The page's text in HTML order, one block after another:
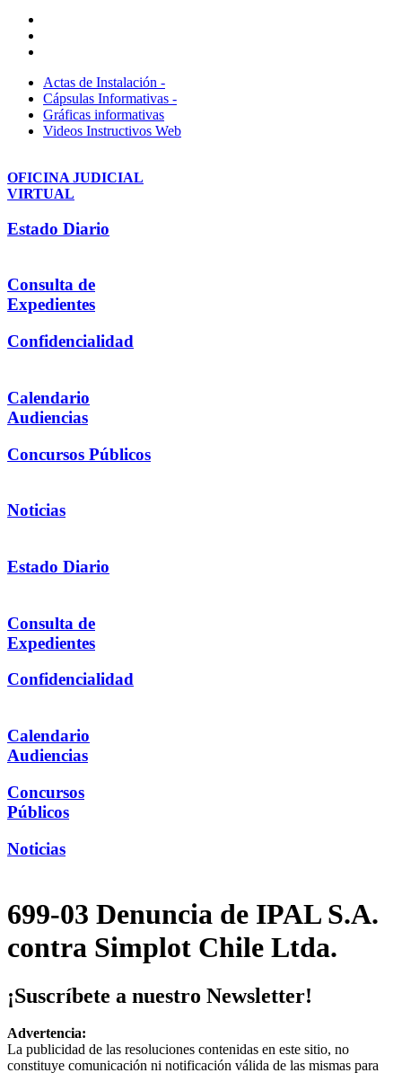
Actas de Instalación -
Cápsulas Informativas -
Gráficas informativas
Videos Instructivos Web
OFICINA JUDICIAL
VIRTUAL
Estado Diario
Consulta de
Expedientes
Confidencialidad
Calendario
Audiencias
Concursos Públicos
Noticias
Estado Diario
Consulta de
Expedientes
Confidencialidad
Calendario
Audiencias
Concursos
Públicos
Noticias
699-03 Denuncia de IPAL S.A.
contra Simplot Chile Ltda.
¡Suscríbete a nuestro Newsletter!
Advertencia:
La publicidad de las resoluciones contenidas en este sitio, no
constituye comunicación ni notificación válida de las mismas para